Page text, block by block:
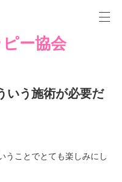
ー協会
いう施術が必要だ
うことでとても楽しみにし